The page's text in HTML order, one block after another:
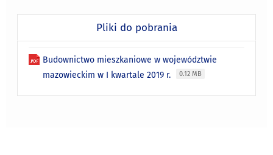
Pliki do pobrania
Budownictwo mieszkaniowe w województwie
mazowieckim w I kwartale 2019 r.
0.12 MB